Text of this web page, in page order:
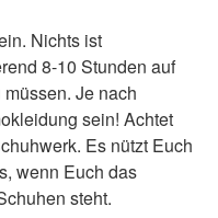
Nichts ist
8-10 Stunden auf
Je nach
sein! Achtet
Es nützt Euch
wenn Euch das
steht.